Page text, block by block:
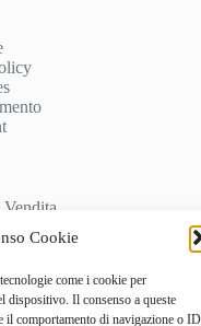
Cookie
come i cookie per
dispositivo. Il consenso a queste
il comportamento di navigazione o ID